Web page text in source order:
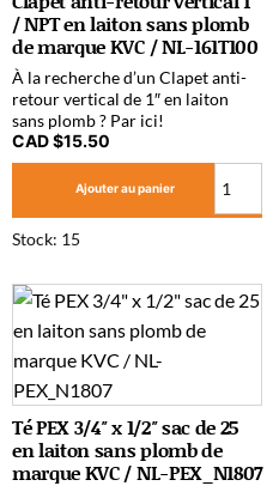
/ NPT en laiton sans plomb
de marque KVC / NL-161T100
À la recherche d’un Clapet anti-
retour vertical de 1″ en laiton
sans plomb ? Par ici!
CAD $15.50
Ajouter au panier
Stock: 15
Té PEX 3/4″ x 1/2″ sac de 25
en laiton sans plomb de
marque KVC / NL-PEX_N1807